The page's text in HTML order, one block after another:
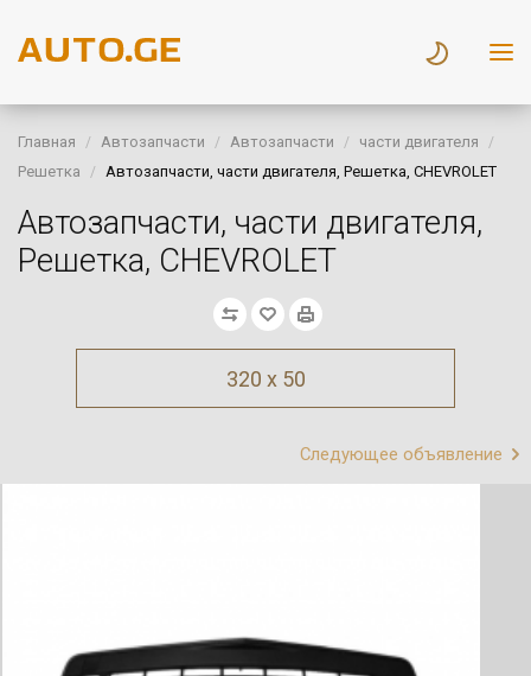
Главная Автозапчасти Автозапчасти
части двигателя
Решетка
Автозапчасти, части двигателя, Решетка, CHEVROLET
Автозапчасти, части двигателя,
Решетка, CHEVROLET
320 x 50
Следующее объявление